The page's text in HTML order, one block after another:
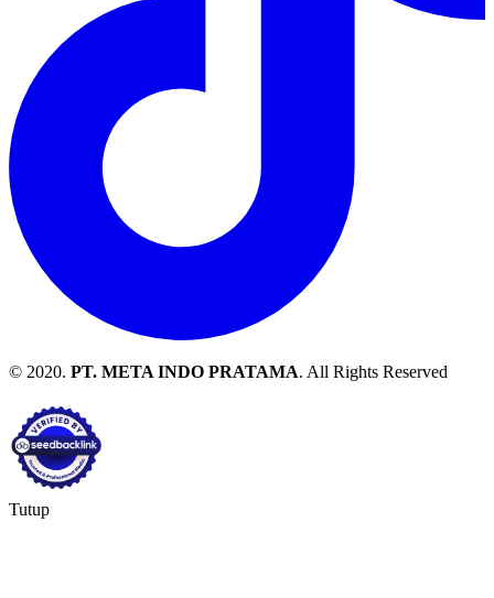
© 2020. PT. META INDO PRATAMA. All Rights Reserved
Tutup